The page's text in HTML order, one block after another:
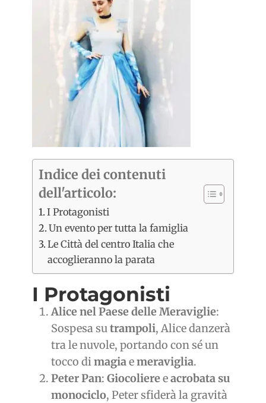
Indice dei contenuti
dell'articolo:
I Protagonisti
Un evento per tutta la famiglia
Le Città del centro Italia che
accoglieranno la parata
I Protagonisti
Alice nel Paese delle Meraviglie:
Sospesa sutrampoli, Alice danzerà
tra le nuvole, portando con sé un
tocco dimagiaemeraviglia.
Peter Pan: Giocoliere eacrobata su
monociclo, Peter sfiderà la gravità